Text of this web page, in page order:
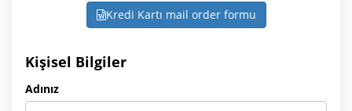
Kredi Kartı mail order formu
Kişisel Bilgiler
Adınız